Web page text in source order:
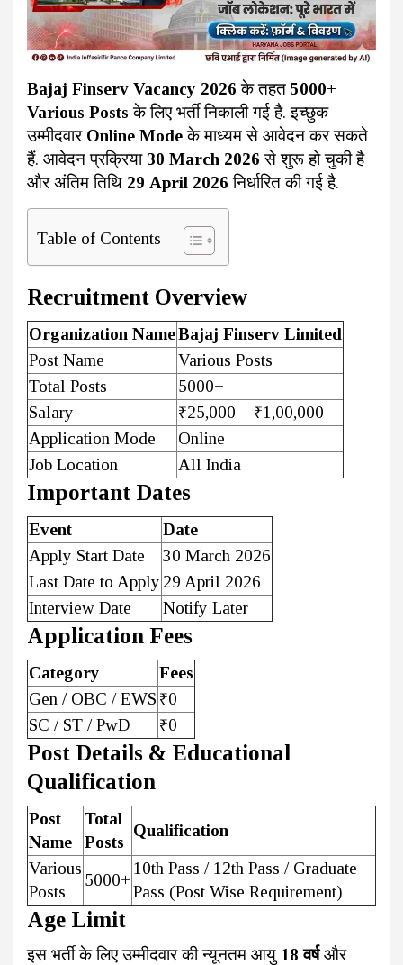
Bajaj Finserv Vacancy 2026 के तहत 5000+
Various Posts के लिए भर्ती निकाली गई है. इच्छुक
उम्मीदवार Online Modeके माध्यम से आवेदन कर सकते
हैं. आवेदन प्रक्रिया 30 March 2026 से शुरू हो चुकी है
और अंतिम तिथि 29 April 2026 निर्धारित की गई है.
Table of Contents
Recruitment Overview
Organization NameBajaj Finserv Limited
Post Name
Various Posts
Total Posts
5000+
Salary
₹25,000 – ₹1,00,000
Application Mode
Online
Job Location
All India
Important Dates
Event
Date
Apply Start Date
30 March 2026
Last Date to Apply 29 April 2026
Interview Date
Notify Later
Application Fees
Category
Fees
Gen / OBC / EWS ₹0
SC / ST / PwD
₹0
Post Details & Educational
Qualification
Post
Name
Total
Posts
Qualification
Various
Posts
5000+
10th Pass / 12th Pass / Graduate
Pass (Post Wise Requirement)
Age Limit
इस भर्ती के लिए उम्मीदवार की न्यूनतम आयु 18 वर्षऔर